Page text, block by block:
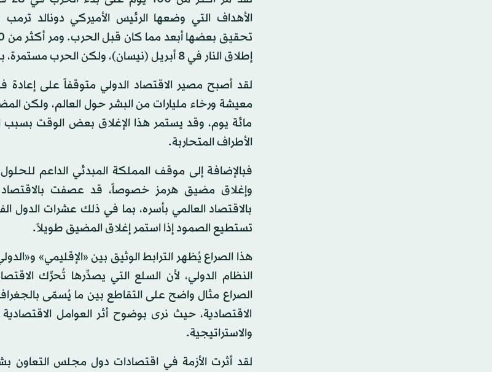
الأهداف التي وضعها الرئيس الأميركي دونالد ترمب
إطلاق النار في 8 أبريل (نيسان)، ولكن الحرب مستمرة، بوتيرة أكثر بطئاً.
لقد أصبح مصير الاقتصاد الدولي متوقفاً على
معيشة ورخاء مليارات من البشر حول العالم، ولكن
مائة يوم، وقد يستمر هذا الإغلاق بعض الوقت بسبب
الأطراف المتحاربة.
فبالإضافة إلى موقف المملكة المبدئي الداعم
وإغلاق مضيق هرمز خصوصاً، قد عصفت بالاقتصاد
بالاقتصاد العالمي بأسره، بما في ذلك عشرات الدول
تستطيع الصمود إذا استمر إغلاق المضيق طويلاً.
هذا الصراع يُظهر الترابط الوثيق بين «الإقليمي»
النظام الدولي، لأن السلع التي يصدِّرها تُحرِّك
الصراع مثال واضح على التقاطع بين ما يُسمّى
الاقتصادية، حيث نرى بوضوح أثر العوامل
والاستراتيجية.
لقد أثرت الأزمة في اقتصادات دول مجلس